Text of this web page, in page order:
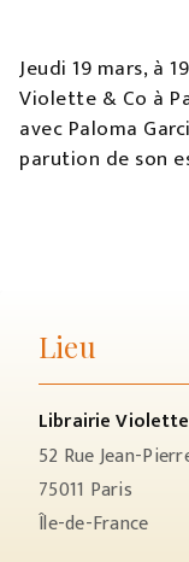
Jeudi 19 mars, à
Violette & Co à
avec Paloma
parution de son
Lieu
Librairie
52 Rue Jean-
75011 Paris
Île-de-France